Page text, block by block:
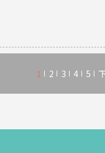
1 2 3 4 5